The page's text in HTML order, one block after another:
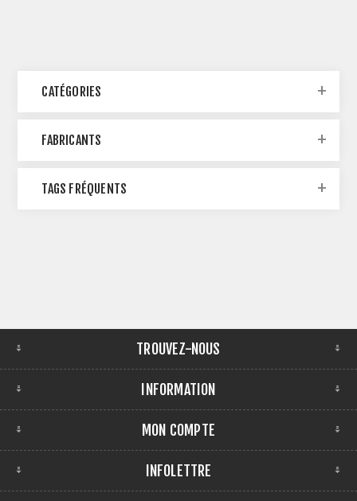
CATÉGORIES
FABRICANTS
TAGS FRÉQUENTS
TROUVEZ-NOUS
INFORMATION
MON COMPTE
INFOLETTRE